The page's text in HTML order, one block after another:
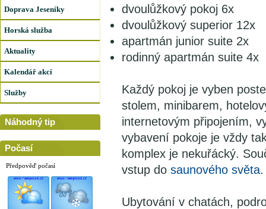
Doprava Jeseníky
Horská služba
Aktuality
Kalendář akcí
Služby
Náhodný tip
Počasí
Předpověď počasí
dvoulůžkový pokoj 6x
dvoulůžkový superior 12x
apartmán junior suite 2x
rodinný apartmán suite 4x
Každý pokoj je vyben
stolem, minibarem,
internetovým připojením,
vybavení pokoje je vždy
komplex je nekuřácký.
vstup do saunového světa.
Ubytování v chatách,